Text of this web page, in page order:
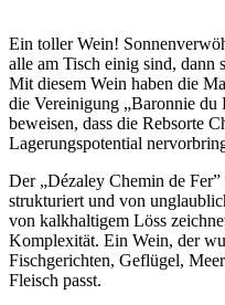
Ein toller Wein!
alle am Tisch einig sind, dann
Mit diesem Wein haben die
die Vereinigung „Baronnie du
beweisen, dass die Rebsorte
Lagerungspotential
Der „Dézaley Chemin de
strukturiert und von
von kalkhaltigem Löss
Komplexität. Ein Wein, der
Fischgerichten, Geflügel,
Fleisch passt.